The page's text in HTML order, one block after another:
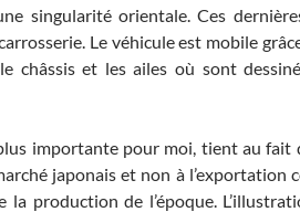
singularité orientale. Ces
Le véhicule est mobile
châssis et les ailes où sont
importante pour moi, tient au fait
japonais et non à l’exportation
la production de l’époque.